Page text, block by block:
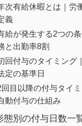
次有給休暇とは｜労
義
給が発生する2つの
と出勤率8割
回付与のタイミング
定の基準日
回目以降の付与タイ
動付与の仕組み
態別の付与日数一